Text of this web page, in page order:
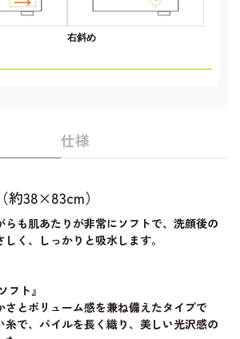
右斜め
仕様
約38×83cm）
らも肌あたりが非常にソフトで、洗顔後の
く、しっかりと吸水します。
フト』
さとボリューム感を兼ね備えたタイプで
糸で、パイルを長く織り、美しい光沢感の